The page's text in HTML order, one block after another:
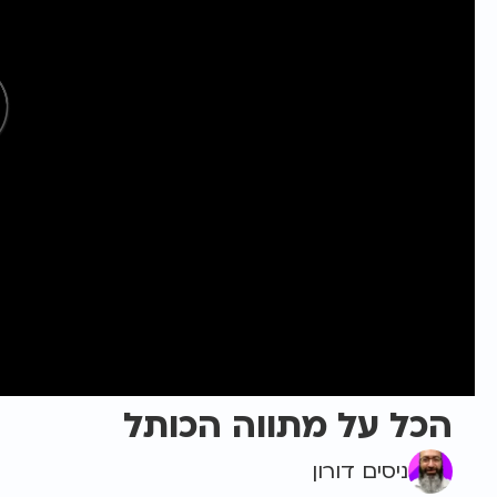
הכל על מתווה הכותל
ניסים דורון